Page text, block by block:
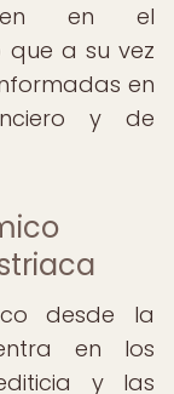
en el
a su vez
en
y de
desde la
en los
y las